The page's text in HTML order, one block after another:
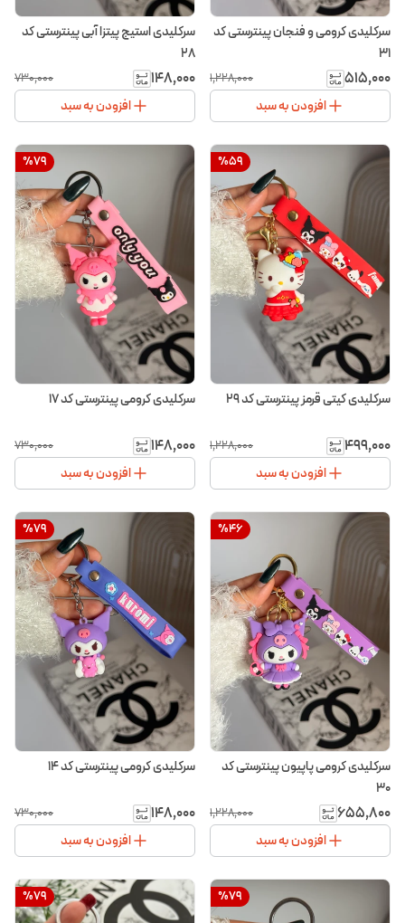
سرکلیدی کرومی و فنجان پینترستی کد
۳۱
۵۱۵٬۰۰۰ ۱٬۲۲۸٬۰۰۰
افزودن به سبد
سرکلیدی استیج پیتزا آبی پینترستی کد
۲۸
۱۴۸٬۰۰۰ ۷۳۰٬۰۰۰
افزودن به سبد
%59
سرکلیدی کیتی قرمز پینترستی کد ۲۹
۴۹۹٬۰۰۰ ۱٬۲۲۸٬۰۰۰
افزودن به سبد
%79
سرکلیدی کرومی پینترستی کد ۱۷
۱۴۸٬۰۰۰ ۷۳۰٬۰۰۰
افزودن به سبد
%46
سرکلیدی کرومی پاپیون پینترستی کد
۳۰
۶۵۵٬۸۰۰ ۱٬۲۲۸٬۰۰۰
افزودن به سبد
%79
سرکلیدی کرومی پینترستی کد ۱۴
۱۴۸٬۰۰۰ ۷۳۰٬۰۰۰
افزودن به سبد
%79
%79